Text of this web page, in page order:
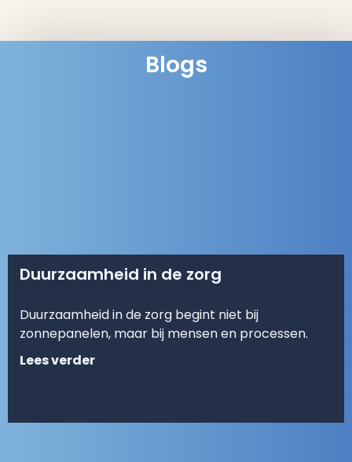
Blogs
Duurzaamheid in de zorg
Duurzaamheid in de zorg begint niet bij
zonnepanelen, maar bij mensen en processen.
Lees verder